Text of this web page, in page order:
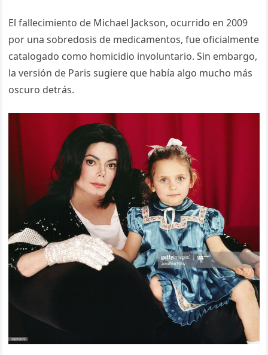
El fallecimiento de Michael Jackson, ocurrido en 2009
por una sobredosis de medicamentos, fue oficialmente
catalogado como homicidio involuntario. Sin embargo,
la versión de Paris sugiere que había algo mucho más
oscuro detrás.